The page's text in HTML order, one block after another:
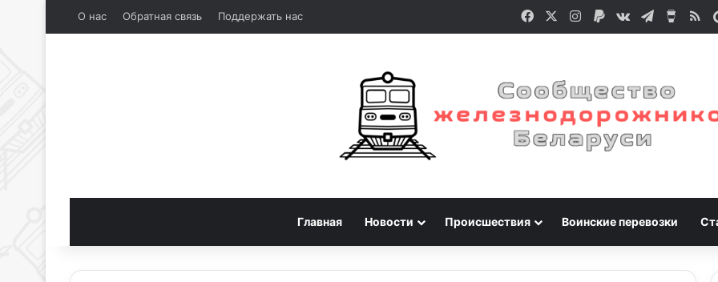
О нас Обратная связь Поддержать нас FacebookInstagram
Paypalvk.com
Telegram
Buy
Главная Новости Происшествия Воинские перевозки